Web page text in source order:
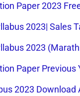
Paper 2023
2023| Sales
2023
Paper
2023